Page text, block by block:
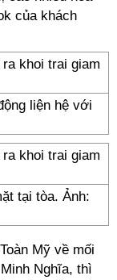
của khách
liện hệ với
tại tòa. Ảnh:
Mỹ về mối
Nghĩa, thì